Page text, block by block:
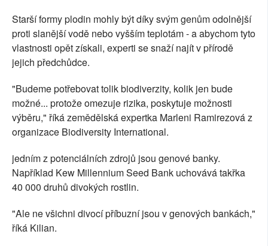
Starší formy plodin mohly být díky svým genům odolnější
proti slanější vodě nebo vyšším teplotám - a abychom tyto
vlastnosti opět získali, experti se snaží najít v přírodě
jejich předchůdce.
"Budeme potřebovat tolik biodiverzity, kolik jen bude
možné... protože omezuje rizika, poskytuje možnosti
výběru," říká zemědělská expertka Marleni Ramirezová z
organizace Biodiversity International.
jedním z potenciálních zdrojů jsou genové banky.
Například Kew Millennium Seed Bank uchovává takřka
40 000 druhů divokých rostlin.
"Ale ne všichni divocí příbuzní jsou v genových bankách,"
říká Kilian.